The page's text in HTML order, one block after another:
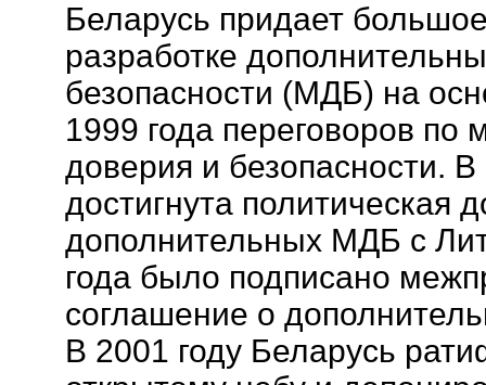
Беларусь придает
разработке
безопасности (МДБ) на
1999 года переговоров по
доверия и безопасности.
достигнута политическая
дополнительных МДБ с
года было подписано
соглашение о
В 2001 году Беларусь